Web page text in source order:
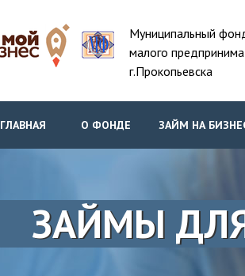
Муниципальный
малого
г.Прокопьевска
ГЛАВНАЯ О ФОНДЕ ЗАЙМ НА
ЗАЙМЫ